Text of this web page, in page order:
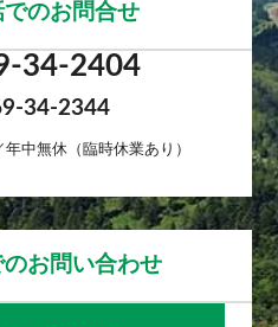
でのお問合せ
34-2404
34-2344
中無休（臨時休業あり）
お問い合わせ